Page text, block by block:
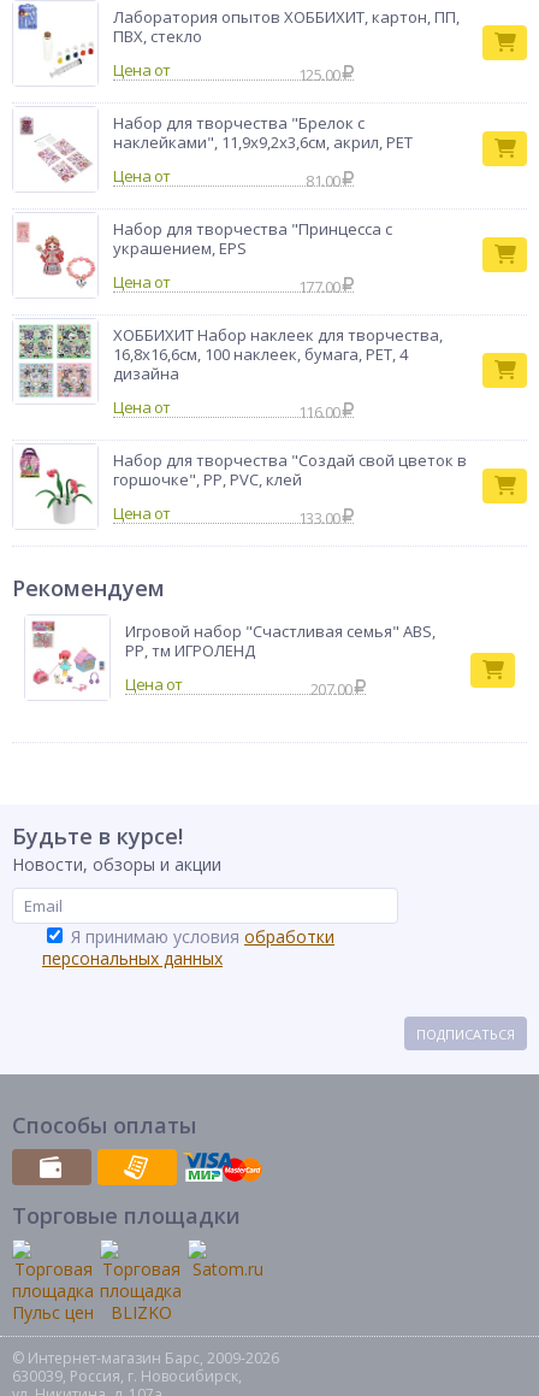
Лаборатория опытов ХОББИХИТ, картон, ПП,
ПВХ, стекло
Цена от
125.00
Набор для творчества "Брелок с
наклейками", 11,9х9,2х3,6см, акрил, PET
Цена от
81.00
Набор для творчества "Принцесса с
украшением, EPS
Цена от
177.00
ХОББИХИТ Набор наклеек для творчества,
16,8х16,6см, 100 наклеек, бумага, PET, 4
дизайна
Цена от
116.00
Набор для творчества "Создай свой цветок в
горшочке", PP, PVC, клей
Цена от
133.00
Рекомендуем
Игровой набор "Счастливая семья" ABS,
PP, тм ИГРОЛЕНД
207.00
Будьте в курсе!
Новости, обзоры и акции
Я принимаю условия обработки
персональных данных
ПОДПИСАТЬСЯ
Способы оплаты
Торговые площадки
© Интернет-магазин Барс, 2009-2026
630039, Россия, г. Новосибирск,